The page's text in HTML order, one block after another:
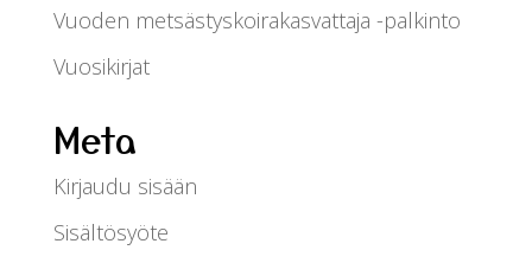
Vuoden metsästyskoirakasvattaja -palkinto
Vuosikirjat
Meta
Kirjaudu sisään
Sisältösyöte